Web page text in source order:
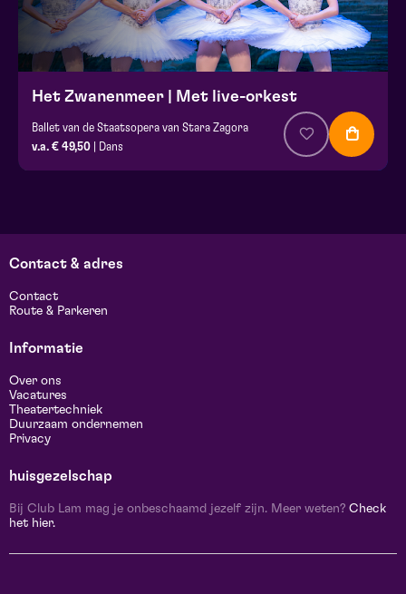
Het Zwanenmeer | Met live-orkest
Ballet van de Staatsopera van Stara Zagora
v.a. € 49,50 | Dans
Contact & adres
Contact
Route & Parkeren
Informatie
Over ons
Vacatures
Theatertechniek
Duurzaam ondernemen
Privacy
huisgezelschap
Bij Club Lam mag je onbeschaamd jezelf zijn. Meer weten? Check
het hier.